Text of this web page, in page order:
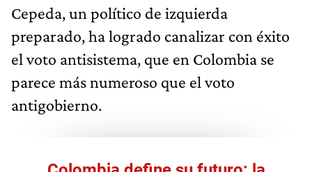
Cepeda, un político de izquierda
preparado, ha logrado canalizar con éxito
el voto antisistema, que en Colombia se
parece más numeroso que el voto
antigobierno.